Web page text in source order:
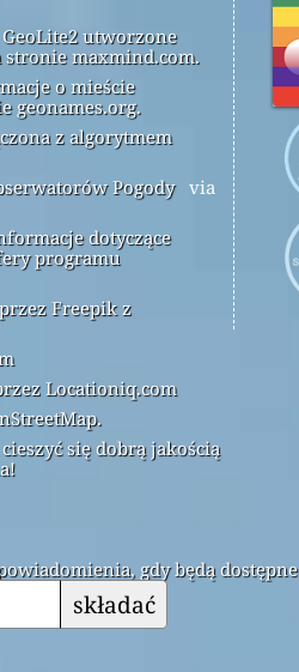
utworzone
maxmind.com.
o mieście
geonames.org.
z algorytmem
Pogody via
dotyczące
programu
Freepik z
Locationiq.com
się dobrą jakością
gdy będą
składać